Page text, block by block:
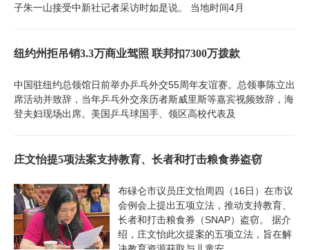
子朱一山接受中新社记者采访时如是说。 当地时间4月
纽约州拒吊销3.3万商业驾照 联邦扣7300万拨款
中国驻纽约总领馆日前举办乒乓外交55周年友谊赛。总领事陈立出
席活动并致辞，当年乒乓外交亲历者斯威里斯等嘉宾视频致辞，海
登夫妇现场出席。美国乒乓球国手、领区高校代表及
庄文怡提5项法案支持教育、长者和打击粮食券盗窃
布碌仑市议员庄文怡周四（16日）在市议
会例会上提出五项立法，推动支持教育、
长者和打击粮食券（SNAP）盗窃。 据介
绍，庄文怡此次提案的五项立法，旨在解